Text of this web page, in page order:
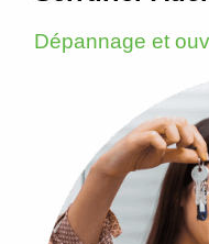
Dépannage et